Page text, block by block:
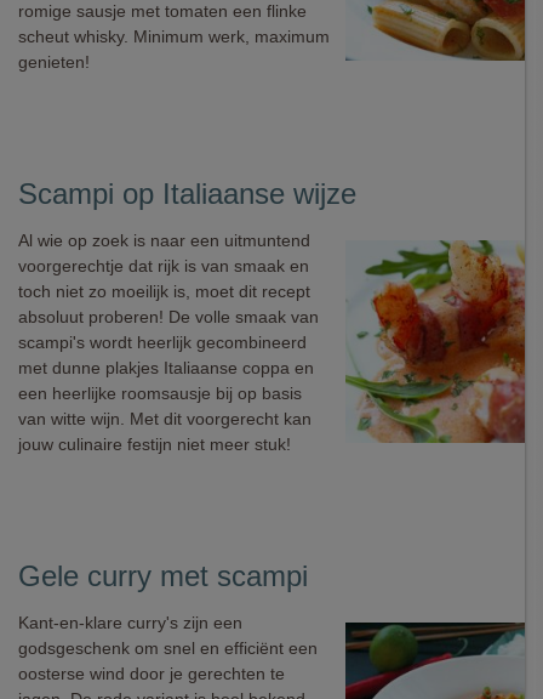
romige sausje met tomaten een flinke
scheut whisky. Minimum werk, maximum
genieten!
Scampi op Italiaanse wijze
Al wie op zoek is naar een uitmuntend
voorgerechtje dat rijk is van smaak en
toch niet zo moeilijk is, moet dit recept
absoluut proberen! De volle smaak van
scampi's wordt heerlijk gecombineerd
met dunne plakjes Italiaanse coppa en
een heerlijke roomsausje bij op basis
van witte wijn. Met dit voorgerecht kan
jouw culinaire festijn niet meer stuk!
Gele curry met scampi
Kant-en-klare curry's zijn een
godsgeschenk om snel en efficiënt een
oosterse wind door je gerechten te